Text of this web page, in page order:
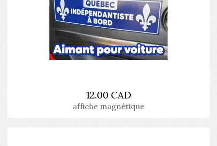
12.00 CAD
affiche magnétique